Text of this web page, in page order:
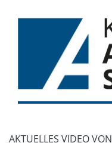
AKTUELLES VIDEO VON